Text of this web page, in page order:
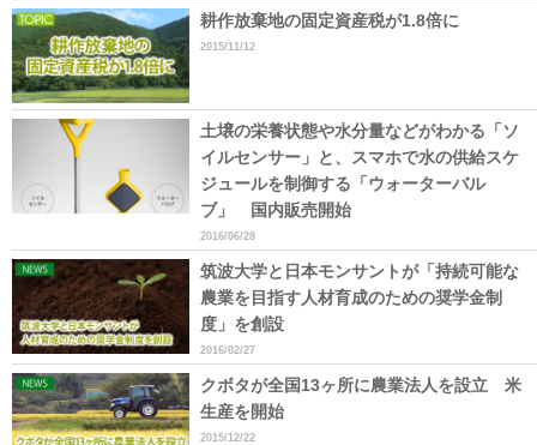
耕作放棄地の固定資産税が1.8倍に
2015/11/12
土壌の栄養状態や水分量などがわかる「ソ
イルセンサー」と、スマホで水の供給スケ
ジュールを制御する「ウォーターバル
ブ」 国内販売開始
2016/06/28
筑波大学と日本モンサントが「持続可能な
農業を目指す人材育成のための奨学金制
度」を創設
2016/02/27
クボタが全国13ヶ所に農業法人を設立 米
生産を開始
2015/12/22